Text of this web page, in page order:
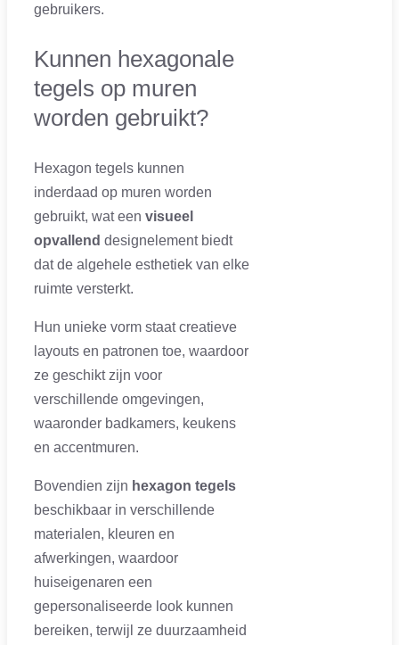
gebruikers.
Kunnen hexagonale
tegels op muren
worden gebruikt?
Hexagon tegels kunnen
inderdaad op muren worden
gebruikt, wat een visueel
opvallend designelement biedt
dat de algehele esthetiek van elke
ruimte versterkt.
Hun unieke vorm staat creatieve
layouts en patronen toe, waardoor
ze geschikt zijn voor
verschillende omgevingen,
waaronder badkamers, keukens
en accentmuren.
Bovendien zijn hexagon tegels
beschikbaar in verschillende
materialen, kleuren en
afwerkingen, waardoor
huiseigenaren een
gepersonaliseerde look kunnen
bereiken, terwijl ze duurzaamheid